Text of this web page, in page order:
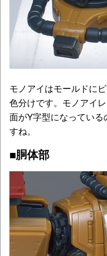
モノアイはモールドに
色分けです。モノアイ
面がY字型になってい
すね。
■胴体部